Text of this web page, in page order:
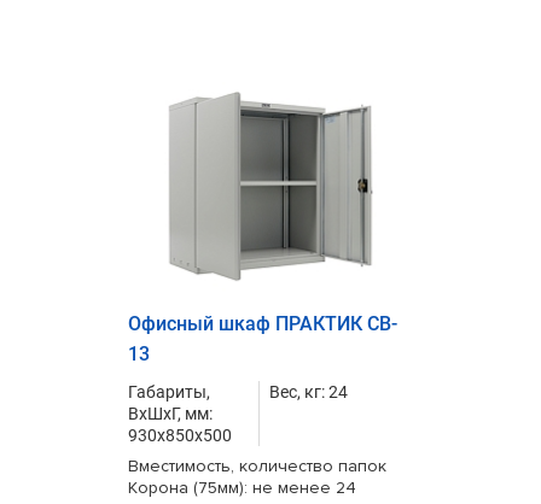
Офисный шкаф ПРАКТИК CB-
13
Габариты,
ВxШxГ, мм:
930x850x500
Вес, кг: 24
Вместимость, количество папок
Корона (75мм): не менее 24